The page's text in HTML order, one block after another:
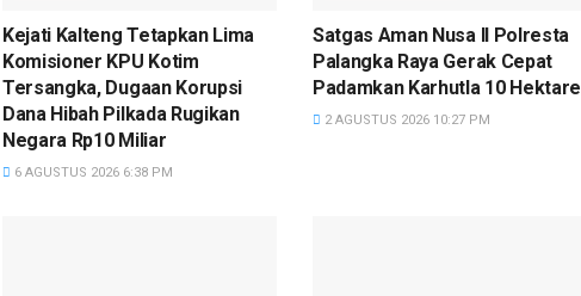
Kejati Kalteng Tetapkan Lima
Komisioner KPU Kotim
Tersangka, Dugaan Korupsi
Dana Hibah Pilkada Rugikan
Negara Rp10 Miliar
6 AGUSTUS 2026 6:38 PM
Satgas Aman Nusa II Polresta
Palangka Raya Gerak Cepat
Padamkan Karhutla 10 Hektare
2 AGUSTUS 2026 10:27 PM